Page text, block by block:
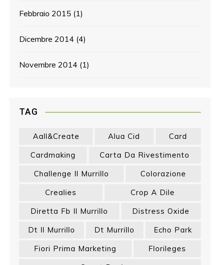
Febbraio 2015 (1)
Dicembre 2014 (4)
Novembre 2014 (1)
TAG
Aall&create Alua Cid
Card
Cardmaking
Carta Da Rivestimento
Challenge Il Murrillo
Colorazione
Crealies
Crop A Dile
Diretta Fb Il Murrillo
Distress Oxide
Dt Il Murrillo
Dt Murrillo
Echo Park
Fiori Prima Marketing
Florileges